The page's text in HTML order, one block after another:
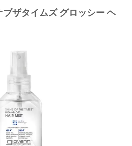
ザタイムズ グロッシー ヘ